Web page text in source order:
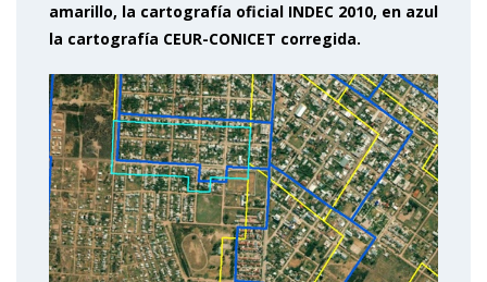
amarillo, la cartografía oficial INDEC 2010, en azul
la cartografía CEUR-CONICET corregida.